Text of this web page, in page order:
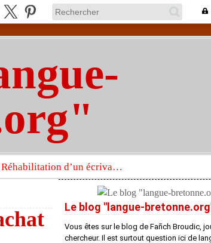
Réhabilitation d’un écrivain de langue bretonne aujourd’hui mal connu et méconnu
Le blog "langue-
Vous êtes sur le blog de Fañch Broudic,
chercheur. Il est surtout question ici de